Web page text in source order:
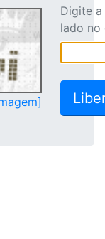
Digite
lado no